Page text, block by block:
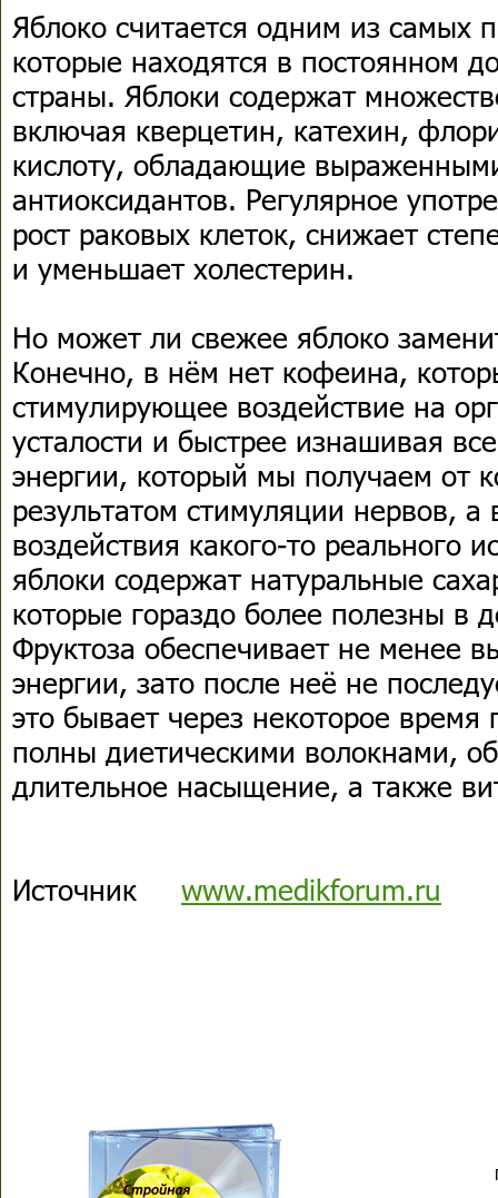
Яблоко считается одним из самых
которые находятся в постоянном
страны. Яблоки содержат
включая кверцетин, катехин,
кислоту, обладающие
антиоксидантов. Регулярное
рост раковых клеток, снижает
и уменьшает холестерин.
Но может ли свежее яблоко
Конечно, в нём нет кофеина,
стимулирующее воздействие на
усталости и быстрее изнашивая
энергии, который мы получаем от
результатом стимуляции нервов, а
воздействия какого-то реального
яблоки содержат натуральные
которые гораздо более полезны в
Фруктоза обеспечивает не менее
энергии, зато после неё не
это бывает через некоторое
полны диетическими волокнами,
длительное насыщение, а также
Источник www.medikforum.ru